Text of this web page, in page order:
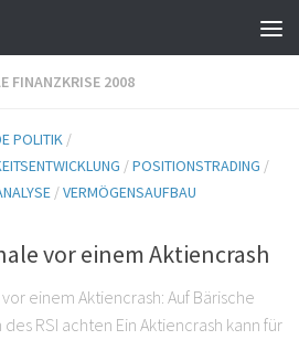
FINANZKRISE 2008
POLITIK /
/POSITIONSTRADING /
/VERMÖGENSAUFBAU
vor einem Aktiencrash
einem Aktiencrash: Auf Bärische
RSI achten Ein Aktiencrash kann für